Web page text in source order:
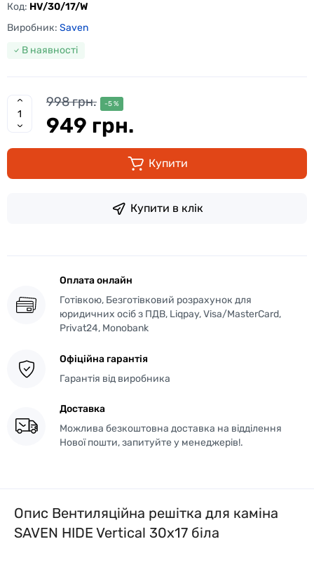
Код: HV/30/17/W
Виробник: Saven
В наявності
998 грн. -5 %
949 грн.
Купити
Купити в клік
Оплата онлайн
Готівкою, Безготівковий розрахунок для
юридичних осіб з ПДВ, Liqpay, Visa/MasterCard,
Privat24, Monobank
Офіційна гарантія
Гарантія від виробника
Доставка
Можлива безкоштовна доставка на відділення
Нової пошти, запитуйте у менеджерів!.
Опис Вентиляційна решітка для каміна
SAVEN HIDE Vertical 30х17 біла